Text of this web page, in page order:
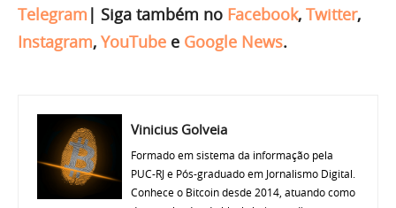
Telegram | Siga também no Facebook, Twitter,
Instagram, YouTube e Google News.
Vinicius Golveia
Formado em sistema da informação pela
PUC-RJ e Pós-graduado em Jornalismo Digital.
Conhece o Bitcoin desde 2014, atuando como